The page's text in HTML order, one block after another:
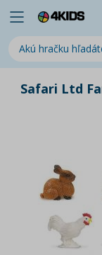
Safari Ltd